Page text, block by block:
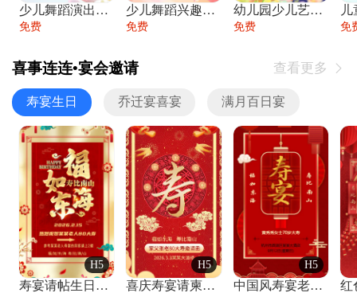
少儿舞蹈演出舞蹈比赛跳舞大赛文艺汇演活动
免费
少儿舞蹈兴趣班艺术培训学校招生宣传
免费
幼儿园少儿艺术展览绘画展摄影作品展美术展
免费 免
喜事连连•宴会邀请 查看更多 
寿宴生日 乔迁宴喜宴 满月百日宴
H5
寿宴请帖生日宴邀请函老人寿星生日快乐祝寿
H5
喜庆寿宴请柬老人生日宴会邀请函请柬过大寿
H5
中国风寿宴老人生日宴会邀请函寿宴请帖请柬